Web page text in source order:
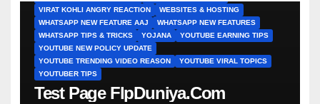
VIRAT KOHLI ANGRY REACTION
WEBSITES & HOSTING
WHATSAPP NEW FEATURE AAJ
WHATSAPP NEW FEATURES
WHATSAPP TIPS & TRICKS
YOJANA
YOUTUBE EARNING TIPS
YOUTUBE NEW POLICY UPDATE
YOUTUBE TRENDING VIDEO REASON
YOUTUBE VIRAL TOPICS
YOUTUBER TIPS
Test Page FlpDuniya.Com